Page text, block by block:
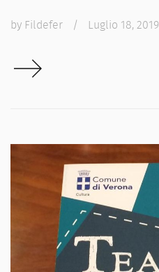
by Fildefer / Luglio 18, 2019